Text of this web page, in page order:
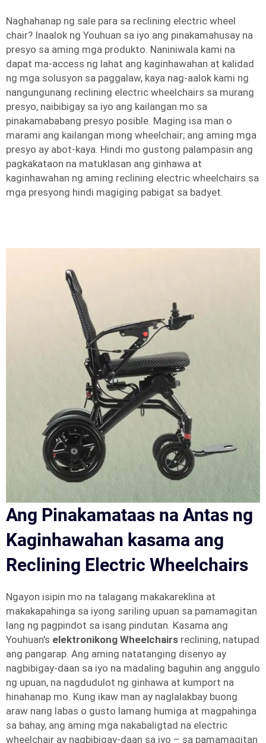
Naghahanap ng sale para sa reclining electric wheel
chair? Inaalok ng Youhuan sa iyo ang pinakamahusay na
presyo sa aming mga produkto. Naniniwala kami na
dapat ma-access ng lahat ang kaginhawahan at kalidad
ng mga solusyon sa paggalaw, kaya nag-aalok kami ng
nangungunang reclining electric wheelchairs sa murang
presyo, naibibigay sa iyo ang kailangan mo sa
pinakamababang presyo posible. Maging isa man o
marami ang kailangan mong wheelchair; ang aming mga
presyo ay abot-kaya. Hindi mo gustong palampasin ang
pagkakataon na matuklasan ang ginhawa at
kaginhawahan ng aming reclining electric wheelchairs sa
mga presyong hindi magiging pabigat sa badyet.
Ang Pinakamataas na Antas ng
Kaginhawahan kasama ang
Reclining Electric Wheelchairs
Ngayon isipin mo na talagang makakareklina at
makakapahinga sa iyong sariling upuan sa pamamagitan
lang ng pagpindot sa isang pindutan. Kasama ang
Youhuan's elektronikong Wheelchairs reclining, natupad
ang pangarap. Ang aming natatanging disenyo ay
nagbibigay-daan sa iyo na madaling baguhin ang anggulo
ng upuan, na nagdudulot ng ginhawa at kumport na
hinahanap mo. Kung ikaw man ay naglalakbay buong
araw nang labas o gusto lamang humiga at magpahinga
sa bahay, ang aming mga nakabaligtad na electric
wheelchair ay nagbibigay-daan sa iyo – sa pamamagitan